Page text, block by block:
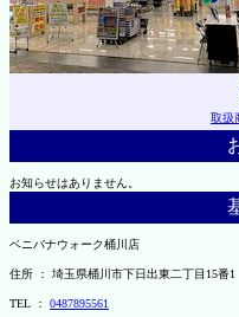
取扱
お知らせはありません。
ベニバナウォーク桶川店
住所 ： 埼玉県桶川市下日出東二丁目15
TEL ： 0487895561